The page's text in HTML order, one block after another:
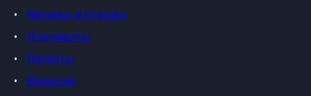
Награды и отзывы
Документы
Патенты
Вакансии